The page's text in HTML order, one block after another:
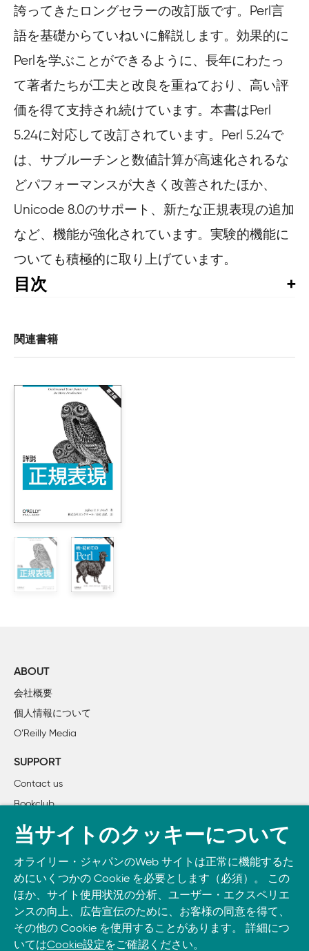
誇ってきたロングセラーの改訂版です。Perl言
語を基礎からていねいに解説します。効果的に
Perlを学ぶことができるように、長年にわたっ
て著者たちが工夫と改良を重ねており、高い評
価を得て支持され続けています。本書はPerl
5.24に対応して改訂されています。Perl 5.24で
は、サブルーチンと数値計算が高速化されるな
どパフォーマンスが大きく改善されたほか、
Unicode 8.0のサポート、新たな正規表現の追加
など、機能が強化されています。実験的機能に
ついても積極的に取り上げています。
目次
1章　Perl入門
        1.1.1　この本は私に向いていますか？
        1.1.2　練習問題と解答について教えてください
1.1.3　私は Perlコースの講師ですが、アドバイスをい
    1.2　Perlとは何の略でしょうか？
        1.2.1　なぜ Larryは Perlを創ったのでしょうか？
1.2.2　なぜ Larryは他の言語を使わなかったのでしょ
1.2.4　Perlはどのようにしてこんなに人気を得るよう
        1.2.6　Perlはどんなことが得意でしょうか？
        1.2.7　Perlはどんなことが苦手でしょうか？
    1.3　どうすれば Perlが手に入りますか？
        1.4.1　単純なプログラム
1.4.2　このプログラムの中身はどうなっているのでし
    1.5　Perl早わかりツアー
    1.6　練習問題
    2.1　数値
        2.1.1　すべての数値は同じ内部形式で表現される
        2.1.2　整数リテラル
        2.1.3　10進数以外の整数リテラル
        2.1.4　浮動小数点数リテラル
        2.1.5　数値演算子
    2.2　文字列
        2.2.1　シングルクォート文字列リテラル
        2.2.2　ダブルクォート文字列リテラル
        2.2.3　文字列演算子
関連書籍
ABOUT
会社概要
個人情報について
O’Reilly Media
SUPPORT
Contact us
Bookclub
書籍注文
Take O’Reilly with you and learn anywhere, anytime on your
phone
and tablet.
当サイトのクッキーについて
オライリー・ジャパンのWeb サイトは正常に機能するた
めにいくつかの Cookie を必要とします（必須）。 この
ほか、サイト使用状況の分析、ユーザー・エクスペリエ
ンスの向上、広告宣伝のために、お客様の同意を得て、
その他の Cookie を使用することがあります。 詳細につ
いてはCookie設定をご確認ください。